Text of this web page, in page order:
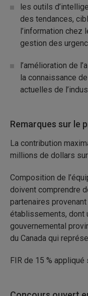
les outils
des tendances,
l’information chez
gestion des
l’amélioration de
la connaissance
actuelles de
Remarques sur le
La contribution
millions de dollars
Composition de
doivent comprendre
partenaires
établissements, dont
gouvernemental
du Canada qui
FIR de 15 %